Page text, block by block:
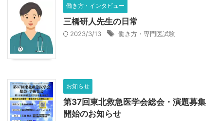
働き方・インタビュー
三橋研人先生の日常
2023/3/13 働き方・専門医試験
お知らせ
第37回東北救急医学会総会・演題募集
開始のお知らせ